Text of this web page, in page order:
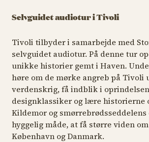
Selvguidet audiotur i Tivoli
Tivoli tilbyder i samarbejde med
selvguidet audiotur. På denne tur
unikke historier gemt i Haven.
høre om de mørke angreb på Tivoli
verdenskrig, få indblik i
designklassiker og lære historierne
Kildemor og
hyggelig måde, at få større viden
København og Danmark.